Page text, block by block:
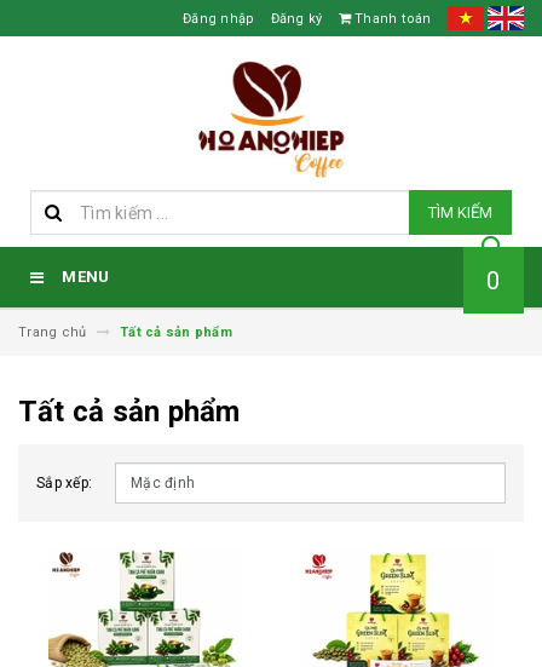
Đăng nhập Đăng ký Thanh toán
TÌM KIẾM
MENU 0
Trang chủ Tất cả sản phẩm
Tất cả sản phẩm
Sắp xếp: